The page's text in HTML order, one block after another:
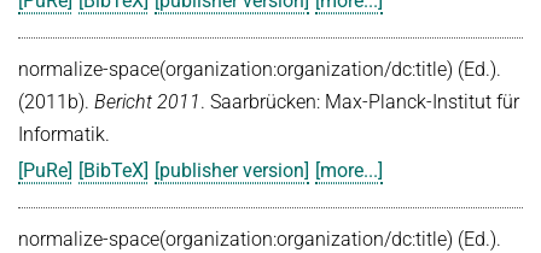
OMBUDSMANN FÜR GUTE WISSENSCHAFTLICHE PRAXIS UND
PROMOTIONSANGELEGENHEITEN
BETRIEBSARZT
Kuratorium
25 Jahre MPI-INF
30 Jahre MPI-INF
normalize-space(organization:organization/dc:title) (Ed.).
(2011b). Bericht 2011. Saarbrücken: Max-Planck-Institut für
Informatik.
[PuRe] [BibTeX] [publisher version] [more...]
normalize-space(organization:organization/dc:title) (Ed.).